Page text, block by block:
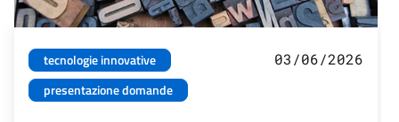
tecnologie innovative
presentazione domande
03/06/2026